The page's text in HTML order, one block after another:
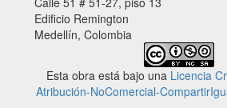
Edificio Remington
Medellín, Colombia
Esta obra está bajo una Licencia
Atribución-NoComercial-